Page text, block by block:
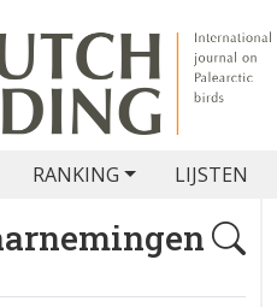
RANKING LIJSTEN